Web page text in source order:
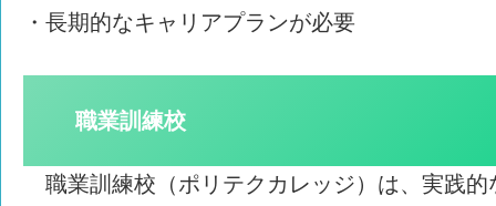
・長期的なキャリアプランが必要
職業訓練校
職業訓練校（ポリテクカレッジ）は、実践的